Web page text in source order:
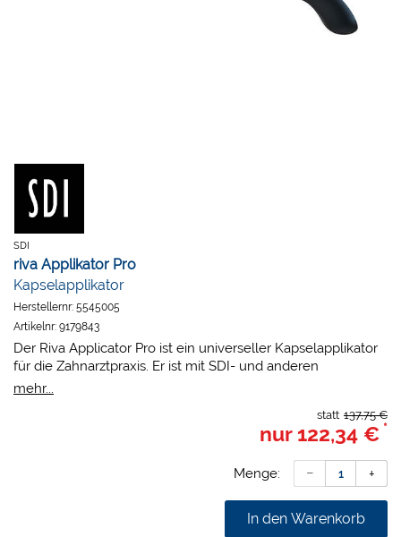
SDI
riva Applikator Pro
Kapselapplikator
Herstellernr: 5545005
Artikelnr: 9179843
Der Riva Applicator Pro ist ein universeller Kapselapplikator
für die Zahnarztpraxis. Er ist mit SDI- und anderen
marktführenden Glasionomer - Kapseln kompatibel. Der
Schmierung. Er ist voll autoklavierbar und leicht zu reinigen.
mehr...
137,75 €
statt
nur 122,34 € *
Menge:
In den Warenkorb